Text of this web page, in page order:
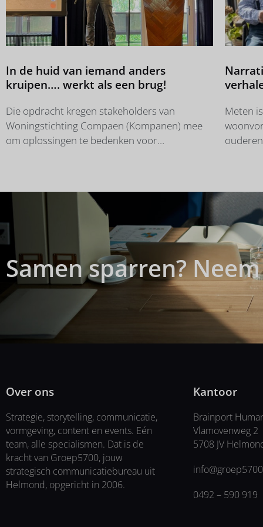
In de huid van iemand anders
kruipen…. werkt als een brug!
Die opdracht kregen stakeholders van
Woningstichting Compaen (Kompanen) mee
om oplossingen te bedenken voor
in HUP hotel & sport. Udo opende als
dagvoorzitter samen met Joost Lobee,
directeur-bestuurder Compaen, de dag. Na
een inspirerend verhaal van Sander
Schimmelpenninck over de kloof tussen arm
en rijk en hoe een brug te slaan, gingen de
Kompanen zelf aan de slag. Door in de huid te
kruipen van iemand anders werden mensen
aan het denken gezet en kwamen de ideeën
los. Mooie input voor het koersplan van...
Meten
hun
van
houden
Samen sparren?
Over ons
Strategie, storytelling, communicatie,
vormgeving, content en events. Eén
team, alle specialismen. Dat is de
kracht van Groep5700, jouw
strategisch communicatiebureau uit
Helmond, opgericht in 2006.
Kantoor
Brainport
Vlamovenweg 2
5708 JV
0492 – 590 919